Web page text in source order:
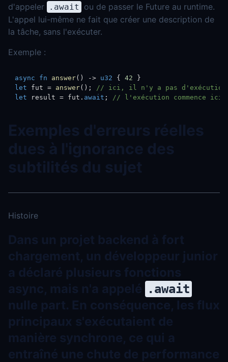
d'appeler
.await
ou de passer le Future au runtime.
L'appel lui-même ne fait que créer une description de
la tâche, sans l'exécuter.
Exemple :
async fn answer( ) -> u32 { 42
}
let fut = answer( ) ;
// ici, il n'y a pas
let result = fut . await ; // l'exécution commence ici
Exemples d'erreurs réelles
dues à l'ignorance des
subtilités du sujet
Histoire
Dans un projet backend à fort
chargement, un développeur junior
a déclaré plusieurs fonctions
async, mais n'a appelé .await
nulle part. En conséquence, les flux
principaux s'exécutaient de
manière synchrone, ce qui a
entraîné une chute de performance